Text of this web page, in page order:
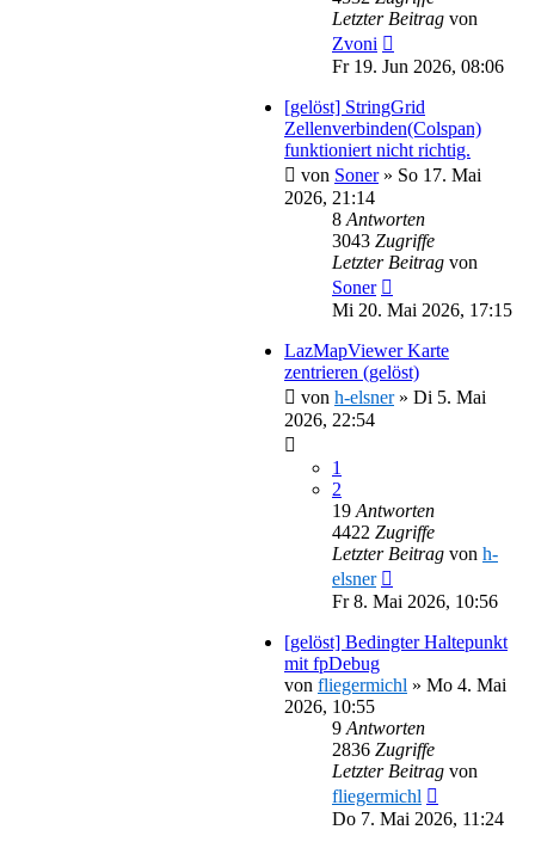
Letzter Beitrag von
Zvoni
Fr 19. Jun 2026, 08:06
[gelöst] StringGrid
Zellenverbinden(Colspan)
funktioniert nicht richtig.
von Soner» So 17. Mai
2026, 21:14
8 Antworten
3043 Zugriffe
Letzter Beitrag von
Soner
Mi 20. Mai 2026, 17:15
LazMapViewer Karte
zentrieren (gelöst)
von h-elsner» Di 5. Mai
2026, 22:54
1
2
19 Antworten
4422 Zugriffe
Letzter Beitrag von h-
elsner
Fr 8. Mai 2026, 10:56
[gelöst] Bedingter Haltepunkt
mit fpDebug
von fliegermichl » Mo 4. Mai
2026, 10:55
9 Antworten
2836 Zugriffe
Letzter Beitrag von
fliegermichl
Do 7. Mai 2026, 11:24